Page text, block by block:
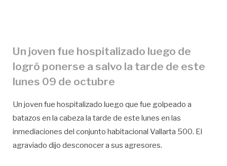
Un joven fue hospitalizado luego de
logró ponerse a salvo la tarde de este
lunes 09 de octubre
Un joven fue hospitalizado luego que fue golpeado a
batazos en la cabeza la tarde de este lunes en las
inmediaciones del conjunto habitacional Vallarta 500. El
agraviado dijo desconocer a sus agresores.